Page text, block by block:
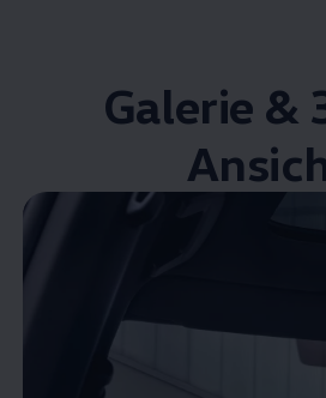
Galerie &
Enable fullscreen mode